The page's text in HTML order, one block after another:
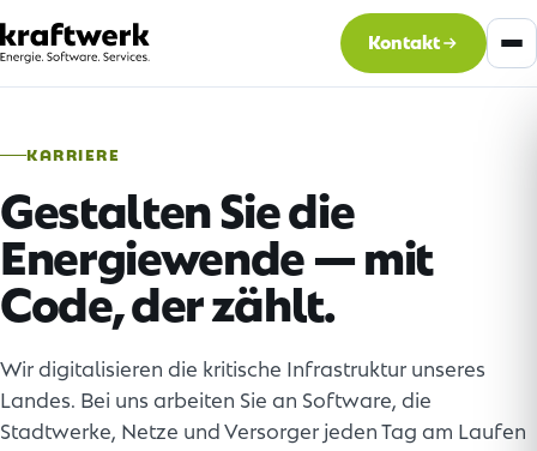
Kontakt
KARRIERE
Gestalten Sie die
Energiewende — mit
Code, der zählt.
Wir digitalisieren die kritische Infrastruktur unseres
Landes. Bei uns arbeiten Sie an Software, die
Stadtwerke, Netze und Versorger jeden Tag am Laufen